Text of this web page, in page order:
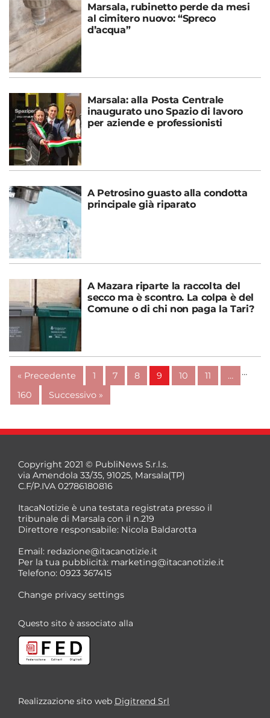
Marsala, rubinetto perde da mesi
al cimitero nuovo: “Spreco
d’acqua”
Marsala: alla Posta Centrale
inaugurato uno Spazio di lavoro
per aziende e professionisti
A Petrosino guasto alla condotta
principale già riparato
A Mazara riparte la raccolta del
secco ma è scontro. La colpa è del
Comune o di chi non paga la Tari?
« Precedente 1 …
7 8 9 10 11
…
160
Successivo »
Copyright 2021 © PubliNews S.r.l.s.
via Amendola 33/35, 91025, Marsala(TP)
C.F/P.IVA 02786180816
ItacaNotizie è una testata registrata presso il
tribunale di Marsala con il n.219
Direttore responsabile: Nicola Baldarotta
Email: redazione@itacanotizie.it
Per la tua pubblicità: marketing@itacanotizie.it
Telefono: 0923 367415
Change privacy settings
Questo sito è associato alla
Realizzazione sito web Digitrend Srl